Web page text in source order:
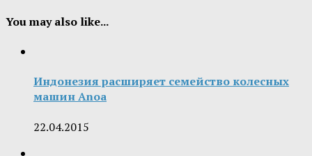
You may also like...
Индонезия расширяет семейство колесных
машин Anoa
22.04.2015